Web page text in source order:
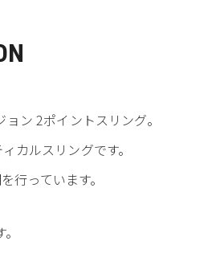
ン 2ポイントスリング。
カルスリングです。
行っています。